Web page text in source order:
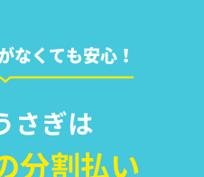
なくても安心！
さぎは
分割払い